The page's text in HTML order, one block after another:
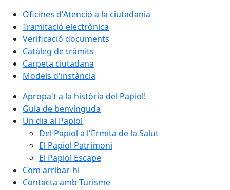
Oficines d'Atenció a la ciutadania
Tramitació electrònica
Verificació documents
Catàleg de tràmits
Carpeta ciutadana
Models d'instància
Apropa't a la història del Papiol!
Guia de benvinguda
Un dia al Papiol
Del Papiol a l'Ermita de la Salut
El Papiol Patrimoni
El Papiol Escape
Com arribar-hi
Contacta amb Turisme